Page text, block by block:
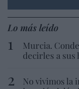
Lo más leído
Murcia.
decirles a sus
No vivimos la